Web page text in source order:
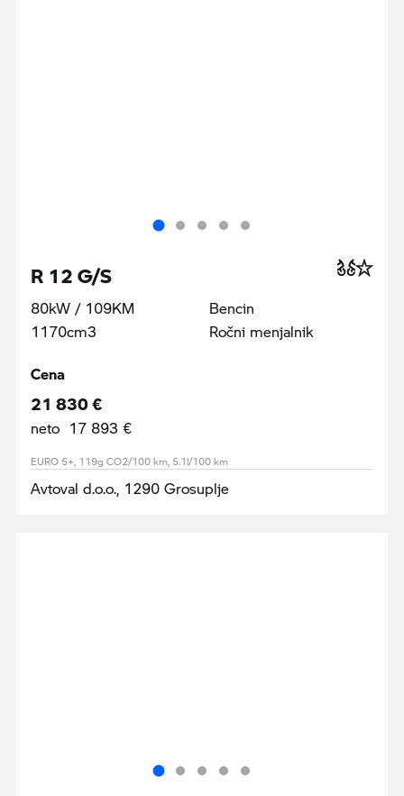
R 12 G/S
80kW / 109KM
1170cm3
Bencin
Ročni menjalnik
Cena
21 830 €
neto 17 893 €
EURO 5+, 119g CO2/100 km, 5.1l/100 km
Avtoval d.o.o., 1290 Grosuplje